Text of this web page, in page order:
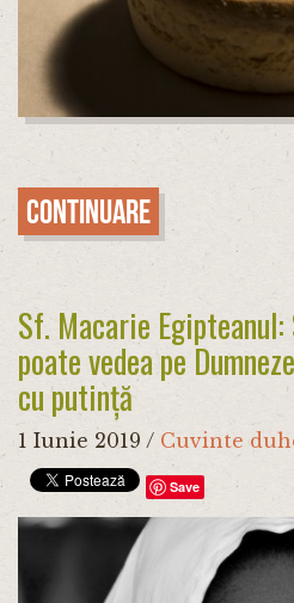
Continuare
Sf. Macarie
poate vedea pe
cu putință
1 Iunie 2019 / Cuvinte
Save